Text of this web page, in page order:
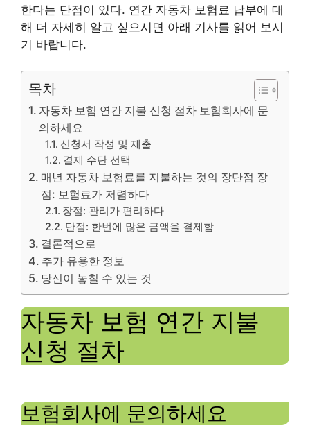
한다는 단점이 있다. 연간 자동차 보험료 납부에 대
해 더 자세히 알고 싶으시면 아래 기사를 읽어 보시
기 바랍니다.
목차
자동차 보험 연간 지불 신청 절차 보험회사에 문
의하세요
신청서 작성 및 제출
결제 수단 선택
매년 자동차 보험료를 지불하는 것의 장단점 장
점: 보험료가 저렴하다
장점: 관리가 편리하다
단점: 한번에 많은 금액을 결제함
결론적으로
추가 유용한 정보
당신이 놓칠 수 있는 것
자동차 보험 연간 지불
신청 절차
보험회사에 문의하세요